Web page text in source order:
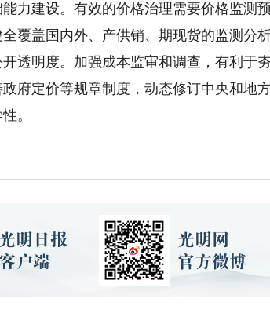
建设。有效的价格治理需要价格监测
覆盖国内外、产供销、期现货的监测分
透明度。加强成本监审和调查，有利于
府定价等规章制度，动态修订中央和地
。